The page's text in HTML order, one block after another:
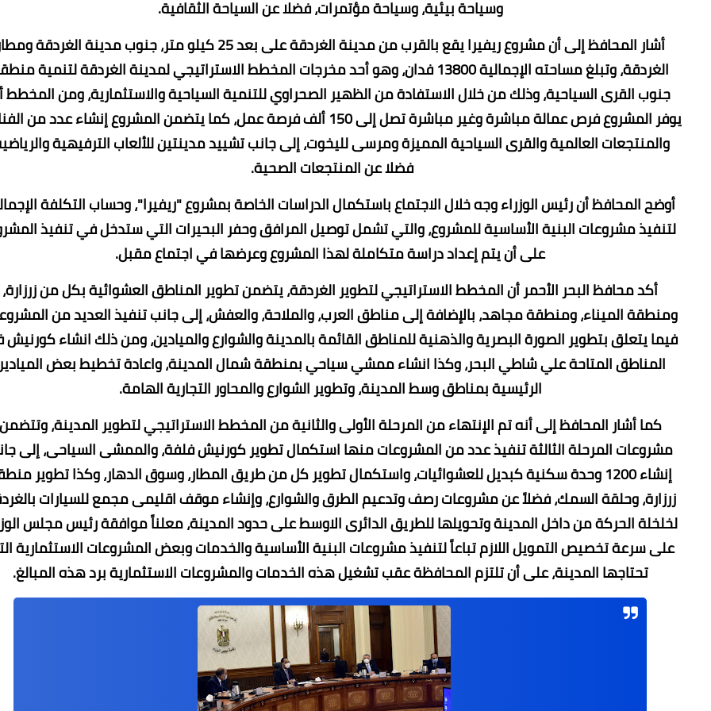
وسياحة بيئية، وسياحة مؤتمرات، فضلا عن السياحة الثقافية.
أشار المحافظ إلى أن مشروع ريفيرا يقع بالقرب من مدينة الغردقة على بعد 25 كيلو متر، جنوب مدينة الغردقة
الغردقة، وتبلغ مساحته الإجمالية 13800 فدان، وهو أحد مخرجات المخطط الاستراتيجي لمدينة الغردقة لتنمية
جنوب القرى السياحية، وذلك من خلال الاستفادة من الظهير الصحراوي للتنمية السياحية والاستثمارية، ومن المخطط
يوفر المشروع فرص عمالة مباشرة وغير مباشرة تصل إلى 150 ألف فرصة عمل، كما يتضمن المشروع إنشاء عدد من
والمنتجعات العالمية والقرى السياحية المميزة ومرسى لليخوت، إلى جانب تشييد مدينتين للألعاب الترفيهية
فضلا عن المنتجعات الصحية.
أوضح المحافظ أن رئيس الوزراء وجه خلال الاجتماع باستكمال الدراسات الخاصة بمشروع "ريفيرا"، وحساب التكلفة
لتنفيذ مشروعات البنية الأساسية للمشروع، والتي تشمل توصيل المرافق وحفر البحيرات التي ستدخل في تنفيذ
على أن يتم إعداد دراسة متكاملة لهذا المشروع وعرضها في اجتماع مقبل.
أكد محافظ البحر الأحمر أن المخطط الاستراتيجي لتطوير الغردقة، يتضمن تطوير المناطق العشوائية بكل من زرزارة،
ومنطقة الميناء، ومنطقة مجاهد، بالإضافة إلى مناطق العرب، والملاحة، والعفش، إلى جانب تنفيذ العديد من
فيما يتعلق بتطوير الصورة البصرية والذهنية للمناطق القائمة بالمدينة والشوارع والميادين، ومن ذلك انشاء
المناطق المتاحة علي شاطي البحر، وكذا انشاء ممشي سياحي بمنطقة شمال المدينة، واعادة تخطيط بعض
الرئيسية بمناطق وسط المدينة، وتطوير الشوارع والمحاور التجارية الهامة.
كما أشار المحافظ إلى أنه تم الإنتهاء من المرحلة الأولى والثانية من المخطط الاستراتيجي لتطوير المدينة، وتتضمن
مشروعات المرحلة الثالثة تنفيذ عدد من المشروعات منها استكمال تطوير كورنيش فلفة، والممشى السياحى، إلى
إنشاء 1200 وحدة سكنية كبديل للعشوائيات، واستكمال تطوير كل من طريق المطار، وسوق الدهار، وكذا تطوير
زرزارة، وحلقة السمك، فضلاً عن مشروعات رصف وتدعيم الطرق والشوارع، وإنشاء موقف اقليمى مجمع للسيارات
لخلخلة الحركة من داخل المدينة وتحويلها للطريق الدائرى الاوسط على حدود المدينة، معلناً موافقة رئيس مجلس
على سرعة تخصيص التمويل اللازم تباعاً لتنفيذ مشروعات البنية الأساسية والخدمات وبعض المشروعات الاستثمارية
تحتاجها المدينة، على أن تلتزم المحافظة عقب تشغيل هذه الخدمات والمشروعات الاستثمارية برد هذه المبالغ.